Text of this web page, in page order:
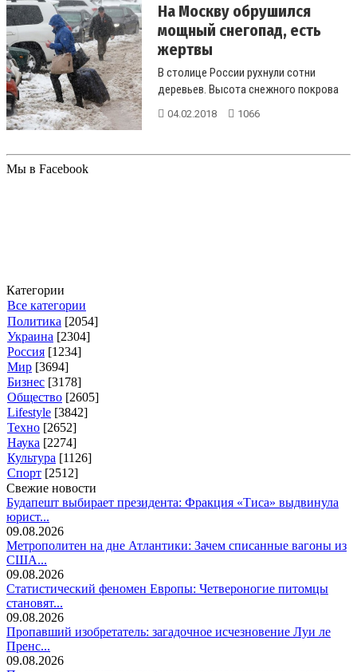
На Москву обрушился
мощный снегопад, есть
жертвы
В столице России рухнули сотни
деревьев. Высота снежного покрова
увеличилась до 43 см и достигла рек...
04.02.2018 1066
Мы в Facebook
Категории
Все категории
Политика [2054]
Украина [2304]
Россия [1234]
Мир [3694]
Бизнес [3178]
Общество [2605]
Lifestyle [3842]
Техно [2652]
Наука [2274]
Культура [1126]
Спорт [2512]
Свежие новости
Будапешт выбирает президента: Фракция «Тиса» выдвинула
юрист...
09.08.2026
Метрополитен на дне Атлантики: Зачем списанные вагоны из
США...
09.08.2026
Статистический феномен Европы: Четвероногие питомцы
становят...
09.08.2026
Пропавший изобретатель: загадочное исчезновение Луи ле
Пренс...
09.08.2026